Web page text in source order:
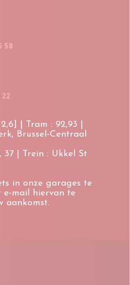
58
| Tram : 92,93 |
Brussel-Centraal
37 | Trein : Ukkel St
in onze garages te
e-mail hiervan te
aankomst.